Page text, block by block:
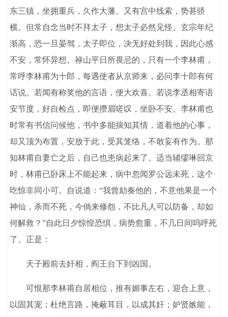
东三镇，坐拥重兵，久作大藩。又有宫中线索，势甚骄
横。但常自念当时不拜太子，想太子必然见怪。玄宗年纪
渐高，恐一旦晏驾，太子即位，决无好处到我，因此心感
不安，常怀异想。禄山平日所畏忌的，只有一个李林甫，
常呼李林甫为十郎，每遇使者从京师来，必问李十郎有何
话说。若闻有称奖他的言语，便大欢喜。若说李丞相寄语
安节度，好自检点，即便攒眉嗟叹，坐卧不安。李林甫也
时常有书信问候他，书中多能揣知其情，道着他的心事，
却又顶为布置，安放于此，受其笼络，不敢妄有作为。那
知林甫自妻亡之后，自己也患病起来了。适当辅缪琳回京
时，林甫已卧床上不能起来，病中忽闻罗公远未死，这个
吃惊非同小可。自说道：“我曾劾奏他的，不意他果是一个
神仙，杀而不死，今倘来修怨，不比凡人可以防备，却如
何解救？”自此日夕惊惶恐惧，病势愈重，不几日间呜呼死
了。正是：
天子殿前去奸相，阎王台下到凶国。
可恨那李林甫自居相位，推有媚事左右，迎合上意，
以固其宠；杜绝言路，掩蔽耳目，以成其奸；妒贤嫉能，